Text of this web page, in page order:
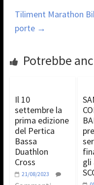
Tiliment Marathon
porte →
Potrebbe
Il 10
settembre la
prima edizione
del Pertica
Bassa
Duathlon
Cross
21/08/2023
gli